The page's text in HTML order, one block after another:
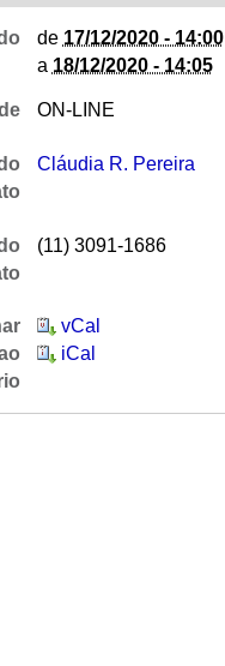
de 17/12/2020 - 14:00
a 18/12/2020 - 14:05
ON-LINE
Cláudia R. Pereira
(11) 3091-1686
vCal
iCal